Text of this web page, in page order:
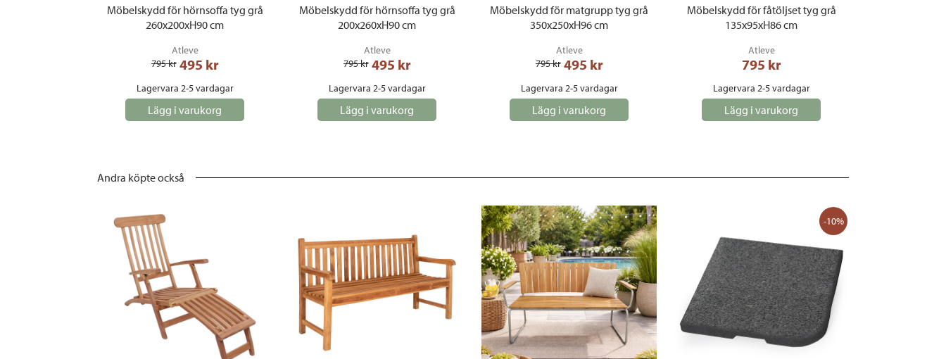
Möbelskydd för hörnsoffa tyg grå
260x200xH90 cm
Atleve
795 kr 495 kr
Lagervara 2-5 vardagar
Lägg i varukorg
Möbelskydd för hörnsoffa tyg grå
200x260xH90 cm
Atleve
795 kr 495 kr
Lagervara 2-5 vardagar
Lägg i varukorg
Möbelskydd för matgrupp tyg grå
350x250xH96 cm
Atleve
795 kr 495 kr
Lagervara 2-5 vardagar
Lägg i varukorg
Möbelskydd för fåtöljset tyg grå
135x95xH86 cm
Atleve
795 kr
Lagervara 2-5 vardagar
Lägg i varukorg
Andra köpte också
-10%